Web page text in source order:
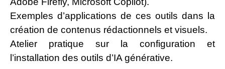
Exemples d’applications de ces outils dans la
création de contenus rédactionnels et visuels.
Atelier pratique sur la configuration et
l’installation des outils d’IA générative.